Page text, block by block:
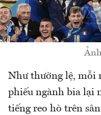
Như thường lệ, mỗi
phiếu ngành bia lại
tiếng reo hò trên